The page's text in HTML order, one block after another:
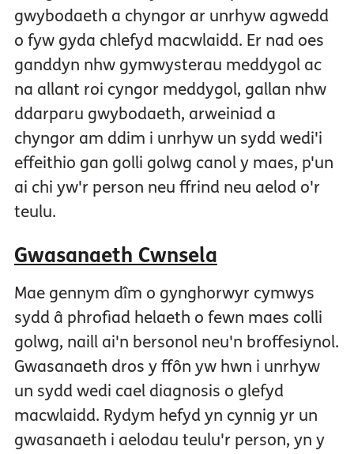
gwybodaeth a chyngor ar unrhyw agwedd
o fyw gyda chlefyd macwlaidd. Er nad oes
ganddyn nhw gymwysterau meddygol ac
na allant roi cyngor meddygol, gallan nhw
ddarparu gwybodaeth, arweiniad a
chyngor am ddim i unrhyw un sydd wedi'i
effeithio gan golli golwg canol y maes, p'un
ai chi yw'r person neu ffrind neu aelod o'r
teulu.
Gwasanaeth Cwnsela
Mae gennym dîm o gynghorwyr cymwys
sydd â phrofiad helaeth o fewn maes colli
golwg, naill ai'n bersonol neu'n broffesiynol.
Gwasanaeth dros y ffôn yw hwn i unrhyw
un sydd wedi cael diagnosis o glefyd
macwlaidd. Rydym hefyd yn cynnig yr un
gwasanaeth i aelodau teulu'r person, yn y